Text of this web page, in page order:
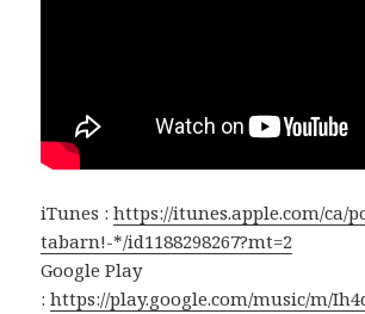
iTunes :https://itunes.apple.com/ca/
tabarn!-*/id1188298267?mt=2
Google Play
:https://play.google.com/music/m/